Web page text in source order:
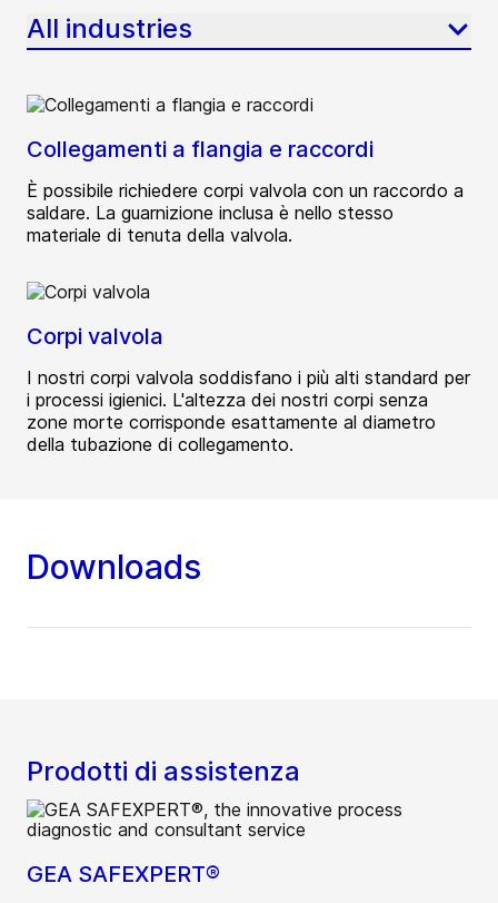
All industries
Collegamenti a flangia e raccordi
È possibile richiedere corpi valvola con un raccordo a
saldare. La guarnizione inclusa è nello stesso
materiale di tenuta della valvola.
Corpi valvola
I nostri corpi valvola soddisfano i più alti standard per
i processi igienici. L'altezza dei nostri corpi senza
zone morte corrisponde esattamente al diametro
della tubazione di collegamento.
Downloads
Prodotti di assistenza
GEA SAFEXPERT®